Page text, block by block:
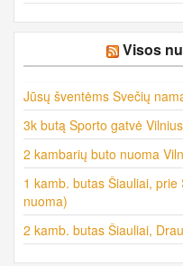
Visos
Jūsų šventėms Svečių
3k butą Sporto gatvė Vilnius
2 kambarių buto nuoma
1 kamb. butas Šiauliai,
nuoma)
2 kamb. butas Šiauliai,